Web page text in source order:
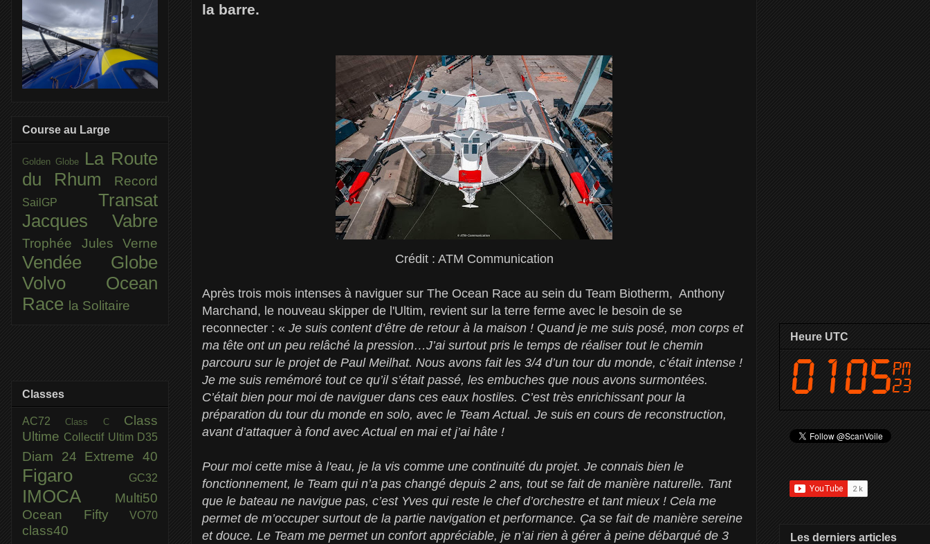
la barre.
Crédit : ATM Communication
Après trois mois intenses à naviguer sur The Ocean Race au sein du Team Biotherm, Anthony
Marchand, le nouveau skipper de l'Ultim, revient sur la terre ferme avec le besoin de se
reconnecter : « Je suis content d’être de retour à la maison ! Quand je me suis posé, mon corps et
ma tête ont un peu relâché la pression…J’ai surtout pris le temps de réaliser tout le chemin
parcouru sur le projet de Paul Meilhat. Nous avons fait les 3/4 d’un tour du monde, c’était intense !
Je me suis remémoré tout ce qu’il s’était passé, les embuches que nous avons surmontées.
C’était bien pour moi de naviguer dans ces eaux hostiles. C’est très enrichissant pour la
préparation du tour du monde en solo, avec le Team Actual. Je suis en cours de reconstruction,
avant d’attaquer à fond avec Actual en mai et j’ai hâte !
Pour moi cette mise à l'eau, je la vis comme une continuité du projet. Je connais bien le
fonctionnement, le Team qui n’a pas changé depuis 2 ans, tout se fait de manière naturelle. Tant
que le bateau ne navigue pas, c’est Yves qui reste le chef d’orchestre et tant mieux ! Cela me
permet de m’occuper surtout de la partie navigation et performance. Ça se fait de manière sereine
et douce. Le Team me permet un confort appréciable, je n’ai rien à gérer à peine débarqué de 3
Course au Large
Golden Globe
La Route
du Rhum
Record
SailGP Transat
Jacques Vabre
Trophée Jules Verne
Vendée Globe
Volvo Ocean
Race la Solitaire
Classes
AC72Class C Class
Ultime Collectif Ultim D35
Diam 24 Extreme 40
Figaro GC32
IMOCA
Multi50
Ocean Fifty
VO70
class40
Heure UTC
Les derniers articles